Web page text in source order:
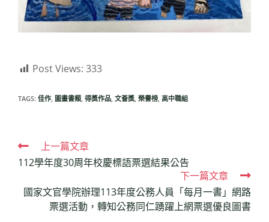
Post Views: 333
TAGS: 佳作, 圖畫書類, 得獎作品, 文薈獎, 榮譽榜, 高中職組
Read
more
articles
上一篇文章
112學年度30周年校慶標語票選結果公告
下一篇文章
國家文官學院辦理113年度公務人員「每月一書」網路
票選活動，轉知公務同仁踴躍上網票選優良圖書